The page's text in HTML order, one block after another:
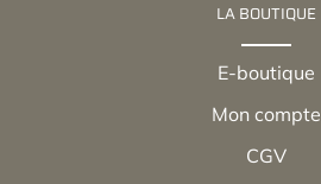
LA BOUTIQUE
E-boutique
Mon compte
CGV